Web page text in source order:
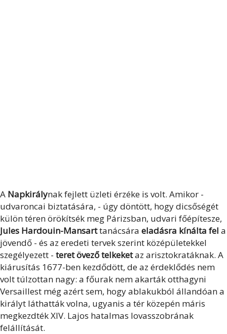
A Napkirálynak fejlett üzleti érzéke is volt. Amikor -
udvaroncai biztatására, - úgy döntött, hogy dicsőségét
külön téren örökítsék meg Párizsban, udvari főépítesze,
Jules Hardouin-Mansarttanácsára eladásra kínálta fel a
jövendő - és az eredeti tervek szerint középületekkel
szegélyezett - teret övező telkeketaz arisztokratáknak. A
kiárusítás 1677-ben kezdődött, de az érdeklődés nem
volt túlzottan nagy: a főurak nem akarták otthagyni
Versaillest még azért sem, hogy ablakukból állandóan a
királyt láthatták volna, ugyanis a tér közepén máris
megkezdték XIV. Lajos hatalmas lovasszobrának
felállítását.